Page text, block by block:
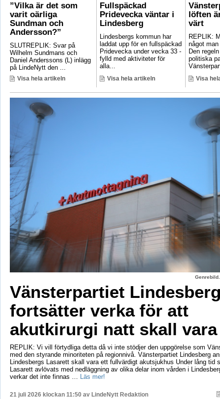
”Vilka är det som
varit oärliga
Sundman och
Andersson?”
SLUTREPLIK: Svar på
Wilhelm Sundmans och
Daniel Anderssons (L) inlägg
på LindeNytt den ...
Visa hela artikeln
Fullspäckad
Pridevecka väntar i
Lindesberg
Lindesbergs kommun har
laddat upp för en fullspäckad
Pridevecka under vecka 33 -
fylld med aktiviteter för
alla...
Visa hela artikeln
löften
värt
REPLIK:
något
Den
politiska
Visa
Vänsterpartiet
fortsätter verka för att
akutkirurgi natt skall
REPLIK: Vi vill förtydliga detta då vi inte stödjer den uppgörelse som
med den styrande minoriteten på regionnivå. Vänsterpartiet Lindesberg
Lindesbergs Lasarett skall vara ett fullvärdigt akutsjukhus Under lång tid
Lasarett avlövats med nedläggning av olika delar inom vården i
verkar det inte finnas …
Läs mer!
21 juli 2026 klockan 11:50 av LindeNytt Redaktion